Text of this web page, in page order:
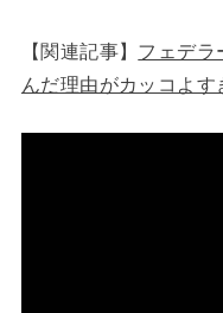
【関連記事】 フェデラ
んだ理由がカッコよす